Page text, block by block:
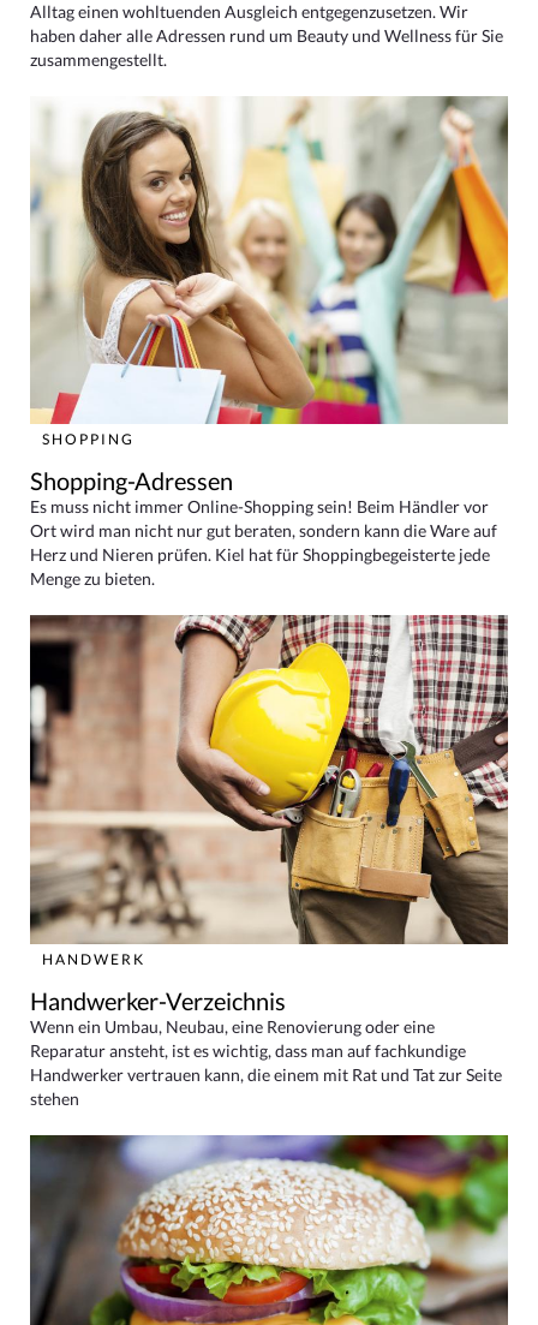
Alltag einen wohltuenden Ausgleich entgegenzusetzen. Wir
haben daher alle Adressen rund um Beauty und Wellness für Sie
zusammengestellt.
SHOPPING
Shopping-Adressen
Es muss nicht immer Online-Shopping sein! Beim Händler vor
Ort wird man nicht nur gut beraten, sondern kann die Ware auf
Herz und Nieren prüfen. Kiel hat für Shoppingbegeisterte jede
Menge zu bieten.
HANDWERK
Handwerker-Verzeichnis
Wenn ein Umbau, Neubau, eine Renovierung oder eine
Reparatur ansteht, ist es wichtig, dass man auf fachkundige
Handwerker vertrauen kann, die einem mit Rat und Tat zur Seite
stehen